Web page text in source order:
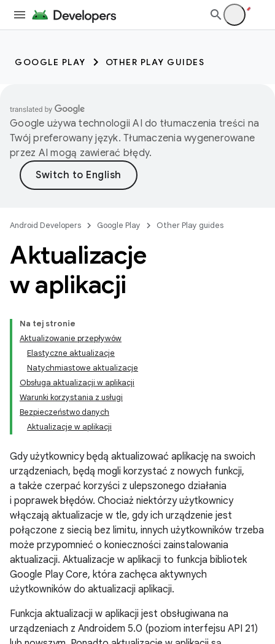
GOOGLE PLAY OTHER PLAY GUIDES
Google używa technologii AI do tłumaczenia treści na
Twój preferowany język. Tłumaczenia wygenerowane
przez AI mogą zawierać błędy.
Android Developers Google Play Other Play guides
Aktualizacje
w aplikacji
Na tej stronie
Aktualizowanie przepływów
Elastyczne aktualizacje
Natychmiastowe aktualizacje
Obsługa aktualizacji w aplikacji
Warunki korzystania z usługi
Bezpieczeństwo danych
Aktualizacje w aplikacji
Gdy użytkownicy będą aktualizować aplikację na swoich
urządzeniach, będą mogli korzystać z nowych funkcji,
a także czerpać korzyści z ulepszonego działania
i poprawek błędów. Chociaż niektórzy użytkownicy
włączają aktualizacje w tle, gdy ich urządzenie jest
połączone z siecią bez limitu, innych użytkowników trzeba
może przypomnieć o konieczności zainstalowania
aktualizacji. Aktualizacje w aplikacji to funkcja bibliotek
Google Play Core, która zachęca aktywnych
użytkowników do aktualizacji aplikacji.
Funkcja aktualizacji w aplikacji jest obsługiwana na
urządzeniach z Androidem 5.0 (poziom interfejsu API 21)